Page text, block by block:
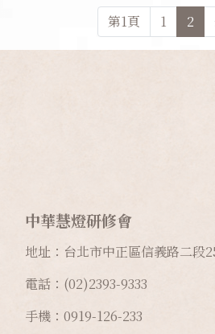
第1頁 1 2
中華慧燈研修會
地址：台北市中正區信義路二段
電話：(02)2393-9333
手機：0919-126-233